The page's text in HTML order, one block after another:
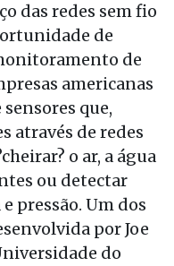
das redes sem fio
de
de
americanas
que,
através de redes
o ar, a água
ou detectar
pressão. Um dos
por Joe
do